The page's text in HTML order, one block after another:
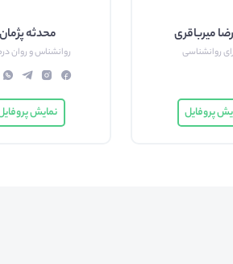
میرباقری
روانشناسی
پروفایل
محدثه
روانشناس و روان
نمایش